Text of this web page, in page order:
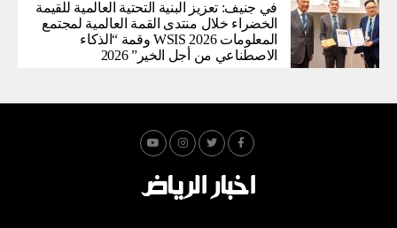
في جنيف: تعزيز البنية التحتية العالمية للقيمة
الخضراء خلال منتدى القمة العالمية لمجتمع
المعلومات WSIS 2026 وقمة “الذكاء
الاصطناعي من أجل الخير” 2026